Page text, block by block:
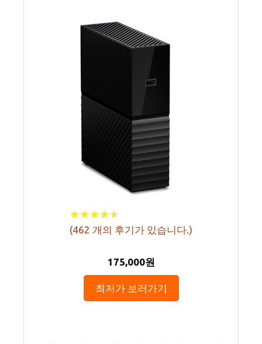
★★★★★
★★★★★
(462 개의 후기가 있습니다.)
175,000원
최저가 보러가기